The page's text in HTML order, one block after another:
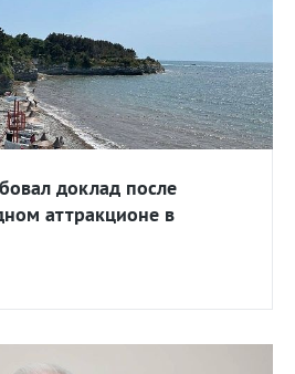
доклад после
аттракционе в